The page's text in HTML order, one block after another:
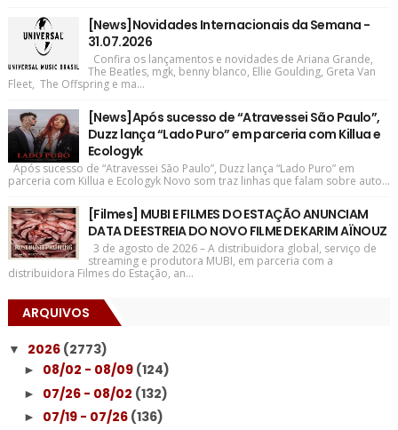
[News]Novidades Internacionais da Semana -
31.07.2026
Confira os lançamentos e novidades de Ariana Grande,
The Beatles, mgk, benny blanco, Ellie Goulding, Greta Van
Fleet, The Offspring e ma...
[News]Após sucesso de “Atravessei São Paulo”,
Duzz lança “Lado Puro” em parceria com Killua e
Ecologyk
Após sucesso de “Atravessei São Paulo”, Duzz lança “Lado Puro” em
parceria com Killua e Ecologyk Novo som traz linhas que falam sobre auto...
[Filmes] MUBI E FILMES DO ESTAÇÃO ANUNCIAM
DATA DE ESTREIA DO NOVO FILME DE KARIM AÏNOUZ
3 de agosto de 2026 – A distribuidora global, serviço de
streaming e produtora MUBI, em parceria com a
distribuidora Filmes do Estação, an...
ARQUIVOS
▼ 2026 (2773)
► 08/02 - 08/09 (124)
► 07/26 - 08/02 (132)
► 07/19 - 07/26 (136)